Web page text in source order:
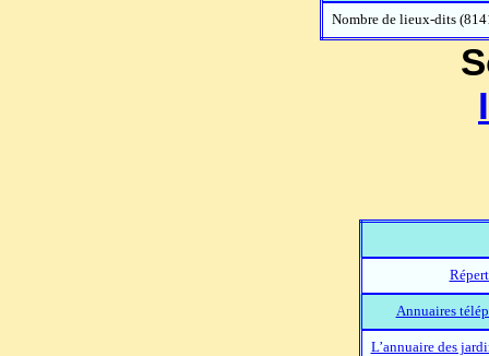
Nombre de lieux-dits
Annuaires
L’annuaire des